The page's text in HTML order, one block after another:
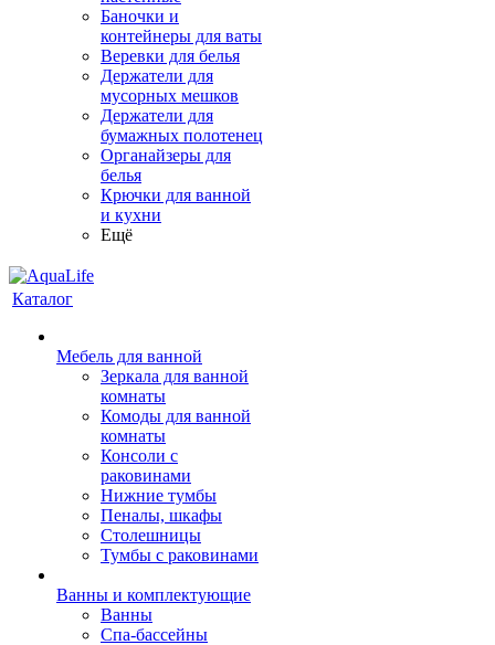
Баночки и
контейнеры для ваты
Веревки для белья
Держатели для
мусорных мешков
Держатели для
бумажных полотенец
Органайзеры для
белья
Крючки для ванной
и кухни
Ещё
Каталог
Мебель для ванной
Зеркала для ванной
комнаты
Комоды для ванной
комнаты
Консоли с
раковинами
Нижние тумбы
Пеналы, шкафы
Столешницы
Тумбы с раковинами
Ванны и комплектующие
Ванны
Спа-бассейны